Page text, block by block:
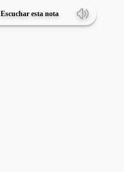
Escuchar esta nota